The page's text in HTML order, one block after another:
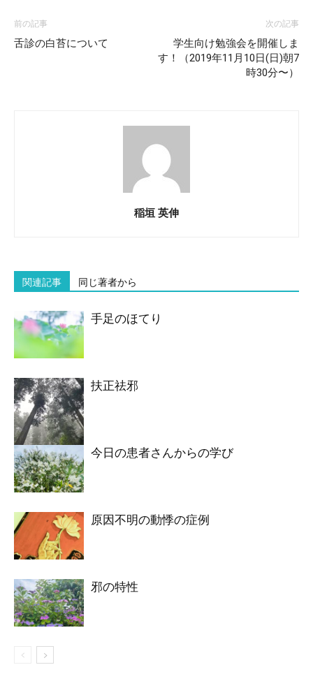
前の記事
舌診の白苔について
次の記事
学生向け勉強会を開催しま
す！（2019年11月10日(日)朝7
時30分〜）
稲垣 英伸
関連記事 同じ著者から
手足のほてり
扶正祛邪
今日の患者さんからの学び
原因不明の動悸の症例
邪の特性